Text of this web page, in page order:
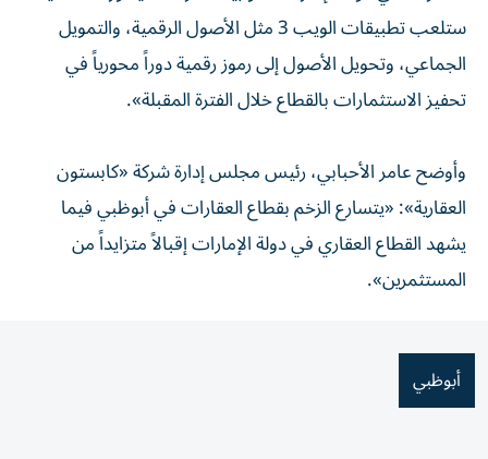
ستلعب تطبيقات الويب 3 مثل الأصول الرقمية، والتمويل
الجماعي، وتحويل الأصول إلى رموز رقمية دوراً محورياً في
تحفيز الاستثمارات بالقطاع خلال الفترة المقبلة».
وأوضح عامر الأحبابي، رئيس مجلس إدارة شركة «كابستون
العقارية»: «يتسارع الزخم بقطاع العقارات في أبوظبي فيما
يشهد القطاع العقاري في دولة الإمارات إقبالاً متزايداً من
المستثمرين».
أبوظبي